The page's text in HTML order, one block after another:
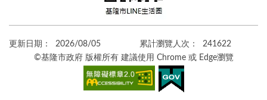
更新日期： 2026/08/05 累計瀏覽人次：
241622
©基隆市政府 版權所有 建議使用 Chrome 或 Edge瀏覽